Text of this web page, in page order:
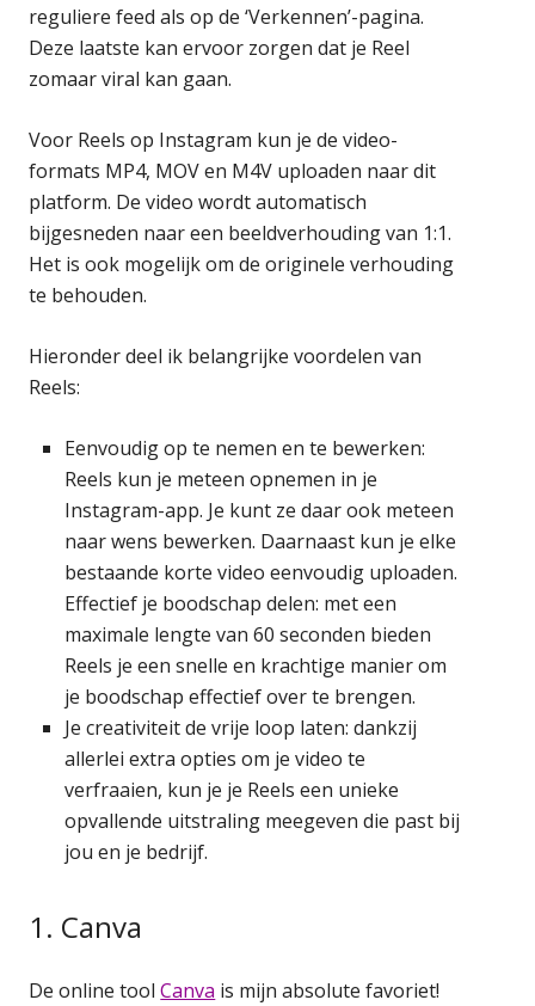
reguliere feed als op de ‘Verkennen’-pagina.
Deze laatste kan ervoor zorgen dat je Reel
zomaar viral kan gaan.
Voor Reels op Instagram kun je de video-
formats MP4, MOV en M4V uploaden naar dit
platform. De video wordt automatisch
bijgesneden naar een beeldverhouding van 1:1.
Het is ook mogelijk om de originele verhouding
te behouden.
Hieronder deel ik belangrijke voordelen van
Reels:
Eenvoudig op te nemen en te bewerken:
Reels kun je meteen opnemen in je
Instagram-app. Je kunt ze daar ook meteen
naar wens bewerken. Daarnaast kun je elke
bestaande korte video eenvoudig uploaden.
Effectief je boodschap delen: met een
maximale lengte van 60 seconden bieden
Reels je een snelle en krachtige manier om
je boodschap effectief over te brengen.
Je creativiteit de vrije loop laten: dankzij
allerlei extra opties om je video te
verfraaien, kun je je Reels een unieke
opvallende uitstraling meegeven die past bij
jou en je bedrijf.
1. Canva
De online toolCanva is mijn absolute favoriet!